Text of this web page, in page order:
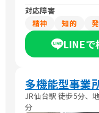
対応障害
精神
知的
LINEで
多機能型事業
JR仙台駅 徒歩5分、
分